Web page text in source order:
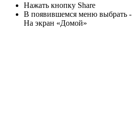
Нажать кнопку Share
В появившемся меню выбрать -
На экран «Домой»